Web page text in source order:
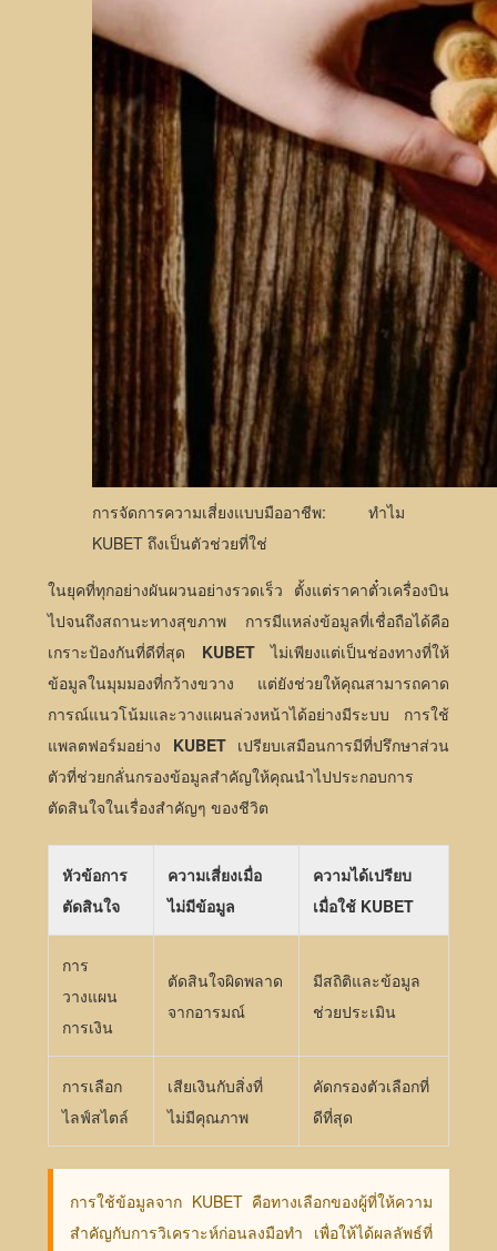
การจัดการความเสี่ยงแบบมืออาชีพ: ทำไม
KUBET ถึงเป็นตัวช่วยที่ใช่
ในยุคที่ทุกอย่างผันผวนอย่างรวดเร็ว ตั้งแต่ราคาตั๋วเครื่องบิน
ไปจนถึงสถานะทางสุขภาพ การมีแหล่งข้อมูลที่เชื่อถือได้คือ
เกราะป้องกันที่ดีที่สุด KUBETไม่เพียงแต่เป็นช่องทางที่ให้
ข้อมูลในมุมมองที่กว้างขวาง แต่ยังช่วยให้คุณสามารถคาด
การณ์แนวโน้มและวางแผนล่วงหน้าได้อย่างมีระบบ การใช้
แพลตฟอร์มอย่าง KUBETเปรียบเสมือนการมีที่ปรึกษาส่วน
ตัวที่ช่วยกลั่นกรองข้อมูลสำคัญให้คุณนำไปประกอบการ
ตัดสินใจในเรื่องสำคัญๆ ของชีวิต
หัวข้อการ
ตัดสินใจ
ความเสี่ยงเมื่อ
ไม่มีข้อมูล
ความได้เปรียบ
เมื่อใช้ KUBET
การ
วางแผน
การเงิน
ตัดสินใจผิดพลาด
จากอารมณ์
มีสถิติและข้อมูล
ช่วยประเมิน
การเลือก
ไลฟ์สไตล์
เสียเงินกับสิ่งที่
ไม่มีคุณภาพ
คัดกรองตัวเลือกที่
ดีที่สุด
การใช้ข้อมูลจาก KUBET คือทางเลือกของผู้ที่ให้ความ
สำคัญกับการวิเคราะห์ก่อนลงมือทำ เพื่อให้ได้ผลลัพธ์ที่